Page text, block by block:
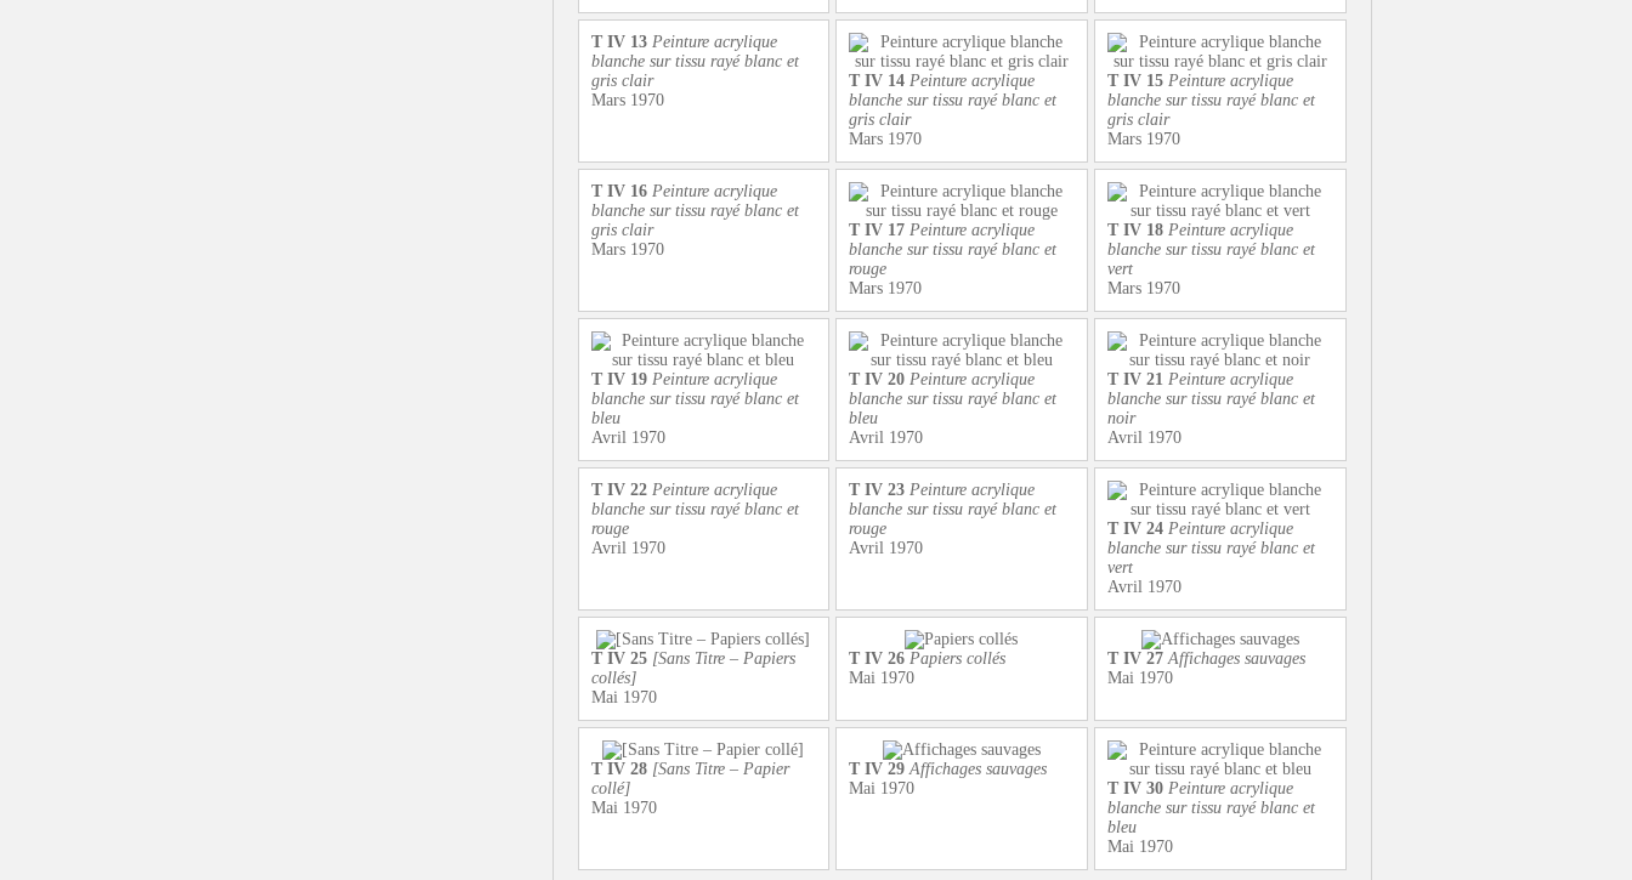
T IV 13 Peinture acrylique
blanche sur tissu rayé blanc et
gris clair
Mars 1970
T IV 14 Peinture acrylique
blanche sur tissu rayé blanc et
gris clair
Mars 1970
T IV 15 Peinture acrylique
blanche sur tissu rayé blanc et
gris clair
Mars 1970
T IV 16 Peinture acrylique
blanche sur tissu rayé blanc et
gris clair
Mars 1970
T IV 17 Peinture acrylique
blanche sur tissu rayé blanc et
rouge
Mars 1970
T IV 18 Peinture acrylique
blanche sur tissu rayé blanc et
vert
Mars 1970
T IV 19 Peinture acrylique
blanche sur tissu rayé blanc et
bleu
Avril 1970
T IV 20 Peinture acrylique
blanche sur tissu rayé blanc et
bleu
Avril 1970
T IV 21 Peinture acrylique
blanche sur tissu rayé blanc et
noir
Avril 1970
T IV 22 Peinture acrylique
blanche sur tissu rayé blanc et
rouge
Avril 1970
T IV 23 Peinture acrylique
blanche sur tissu rayé blanc et
rouge
Avril 1970
T IV 24 Peinture acrylique
blanche sur tissu rayé blanc et
vert
Avril 1970
T IV 25 [Sans Titre – Papiers
collés]
Mai 1970
T IV 26 Papiers collés
Mai 1970
T IV 27Affichages sauvages
Mai 1970
T IV 28 [Sans Titre – Papier
collé]
Mai 1970
T IV 29Affichages sauvages
Mai 1970
T IV 30 Peinture acrylique
blanche sur tissu rayé blanc et
bleu
Mai 1970